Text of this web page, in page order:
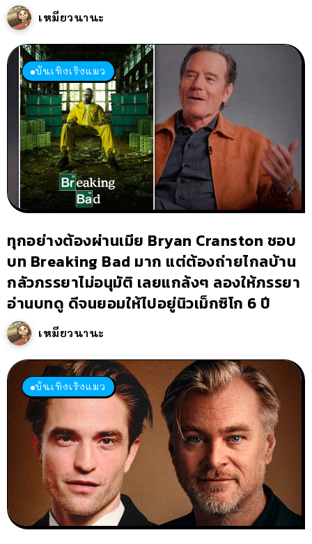
เหมียวนานะ
บันเทิงเริงแมว
ทุกอย่างต้องผ่านเมีย Bryan Cranston ชอบ
บท Breaking Bad มาก แต่ต้องถ่ายไกลบ้าน
กลัวภรรยาไม่อนุมัติ เลยแกล้งๆ ลองให้ภรรยา
อ่านบทดู ดีจนยอมให้ไปอยู่นิวเม็กซิโก 6 ปี
เหมียวนานะ
บันเทิงเริงแมว